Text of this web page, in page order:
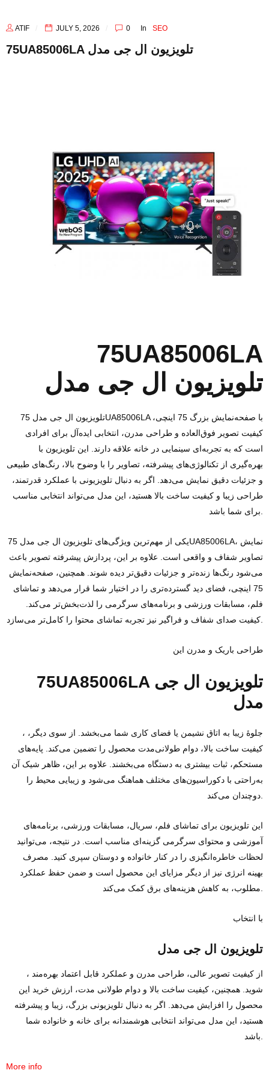
ATIF JULY 5, 2026 0 In SEO
75UA85006LA تلویزیون ال جی مدل
75UA85006LA
تلویزیون ال جی مدل
تلویزیون ال‌ جی مدل 75UA85006LA با صفحه‌نمایش بزرگ 75 اینچی،
کیفیت تصویر فوق‌العاده و طراحی مدرن، انتخابی ایده‌آل برای افرادی
است که به تجربه‌ای سینمایی در خانه علاقه دارند. این تلویزیون با
بهره‌گیری از تکنالوژی‌های پیشرفته، تصاویر را با وضوح بالا، رنگ‌های طبیعی
و جزئیات دقیق نمایش می‌دهد. اگر به دنبال تلویزیونی با عملکرد قدرتمند،
طراحی زیبا و کیفیت ساخت بالا هستید، این مدل می‌تواند انتخابی مناسب
یکی از مهم‌ترین ویژگی‌های تلویزیون ال‌ جی مدل 75UA85006LA، نمایش
تصاویر شفاف و واقعی است. علاوه بر این، پردازش پیشرفته تصویر باعث
می‌شود رنگ‌ها زنده‌تر و جزئیات دقیق‌تر دیده شوند. همچنین، صفحه‌نمایش
75 اینچی، فضای دید گسترده‌تری را در اختیار شما قرار می‌دهد و تماشای
فلم، مسابقات ورزشی و برنامه‌های سرگرمی را لذت‌بخش‌تر می‌کند.
طراحی باریک و مدرن این
75UA85006LA تلویزیون ال جی
مدل
، جلوهٔ زیبا به اتاق نشیمن یا فضای کاری شما می‌بخشد. از سوی دیگر،
کیفیت ساخت بالا، دوام طولانی‌مدت محصول را تضمین می‌کند. پایه‌های
مستحکم، ثبات بیشتری به دستگاه می‌بخشند. علاوه بر این، ظاهر شیک آن
به‌راحتی با دکوراسیون‌های مختلف هماهنگ می‌شود و زیبایی محیط را
این تلویزیون برای تماشای فلم، سریال، مسابقات ورزشی، برنامه‌های
آموزشی و محتوای سرگرمی گزینه‌ای مناسب است. در نتیجه، می‌توانید
لحظات خاطره‌انگیزی را در کنار خانواده و دوستان سپری کنید. مصرف
بهینه انرژی نیز از دیگر مزایای این محصول است و ضمن حفظ عملکرد
با انتخاب
تلویزیون ال‌ جی مدل
، از کیفیت تصویر عالی، طراحی مدرن و عملکرد قابل اعتماد بهره‌مند
شوید. همچنین، کیفیت ساخت بالا و دوام طولانی‌ مدت، ارزش خرید این
محصول را افزایش می‌دهد. اگر به دنبال تلویزیونی بزرگ، زیبا و پیشرفته
هستید، این مدل می‌تواند انتخابی هوشمندانه برای خانه و خانواده شما
More info